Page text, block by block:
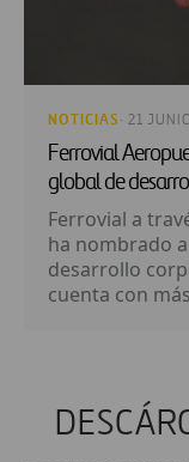
NOTICIAS · 21
Ferrovial
global de
Ferrovial a
ha nombrado
desarrollo
cuenta con